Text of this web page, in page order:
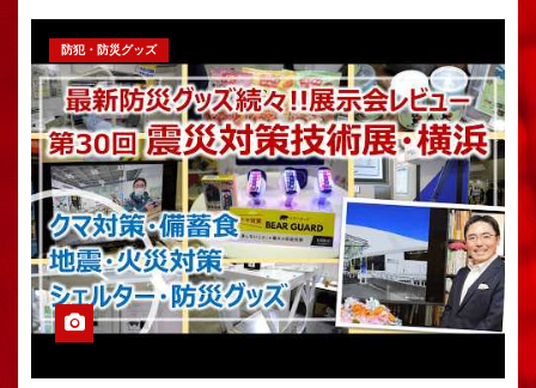
防犯・防災グッズ